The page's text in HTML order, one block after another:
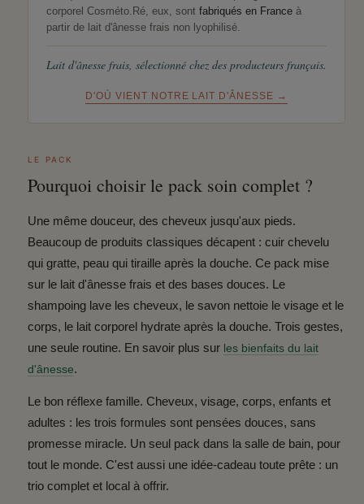
LE PACK
Pourquoi choisir le pack soin complet ?
Une même douceur, des cheveux jusqu'aux pieds.
Beaucoup de produits classiques décapent : cuir chevelu
qui gratte, peau qui tiraille après la douche. Ce pack mise
sur le lait d'ânesse frais et des bases douces. Le
shampoing lave les cheveux, le savon nettoie le visage et le
corps, le lait corporel hydrate après la douche. Trois gestes,
une seule routine. En savoir plus sur les bienfaits du lait
d'ânesse.
Le bon réflexe famille. Cheveux, visage, corps, enfants et
adultes : les trois formules sont pensées douces, sans
promesse miracle. Un seul pack dans la salle de bain, pour
tout le monde. C'est aussi une idée-cadeau toute prête : un
trio complet et local à offrir.
corporel Cosméto.Ré, eux, sont fabriqués en France à
partir de lait d'ânesse frais non lyophilisé.
Lait d'ânesse frais, sélectionné chez des producteurs français.
D'OÙ VIENT NOTRE LAIT D'ÂNESSE →